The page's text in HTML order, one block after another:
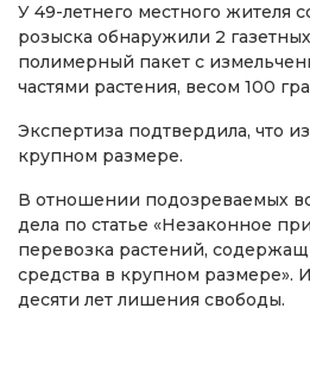
У 49-летнего местного жителя
розыска обнаружили 2
полимерный пакет с
частями растения, весом 100
Экспертиза подтвердила, что
крупном размере.
В отношении подозреваемых
дела по статье «Незаконное
перевозка растений,
средства в крупном размере».
десяти лет лишения свободы.